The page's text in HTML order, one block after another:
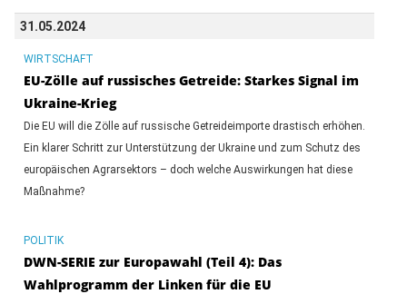
31.05.2024
WIRTSCHAFT
EU-Zölle auf russisches Getreide: Starkes Signal im
Ukraine-Krieg
Die EU will die Zölle auf russische Getreideimporte drastisch erhöhen.
Ein klarer Schritt zur Unterstützung der Ukraine und zum Schutz des
europäischen Agrarsektors – doch welche Auswirkungen hat diese
Maßnahme?
POLITIK
DWN-SERIE zur Europawahl (Teil 4): Das
Wahlprogramm der Linken für die EU